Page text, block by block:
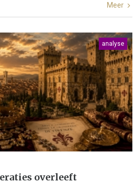
Meer
analyse
overleeft